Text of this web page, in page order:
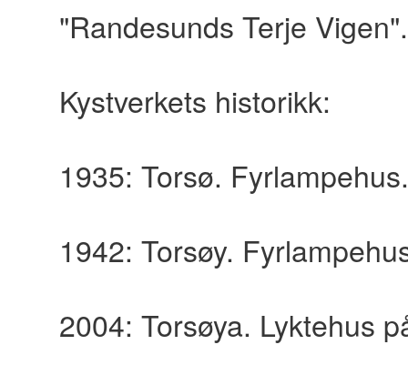
"Randesunds Terje Vigen".
Kystverkets historikk:
1935: Torsø. Fyrlampehus.
1942: Torsøy.
2004: Torsøya. Lyktehus